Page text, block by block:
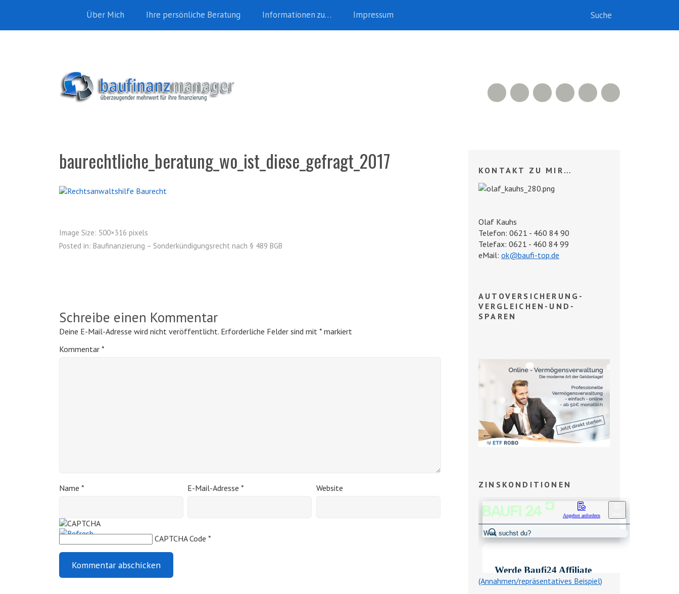
Über Mich Ihre persönliche Beratung Informationen zu… Impressum
Facebook
500px
LinkedIn
Xing
RSS Feed
baurechtliche_beratung_wo_ist_diese_gefragt_2017
Image Size: 500×316 pixels
Posted in: Baufinanzierung – Sonderkündigungsrecht nach § 489 BGB
Schreibe einen Kommentar
Deine E-Mail-Adresse wird nicht veröffentlicht. Erforderliche Felder sind mit * markiert
Kommentar *
Name * E-Mail-Adresse* Website
CAPTCHA Code *
KONTAKT ZU MIR…
Olaf Kauhs
Telefon: 0621 - 460 84 90
Telefax: 0621 - 460 84 99
eMail: ok@baufi-top.de
AUTOVERSICHERUNG-
VERGLEICHEN-UND-
SPAREN
ZINSKONDITIONEN
(Annahmen/repräsentatives Beispiel)